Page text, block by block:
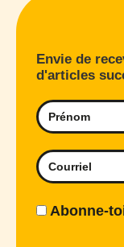
Envie de
d'articles
Abonne-